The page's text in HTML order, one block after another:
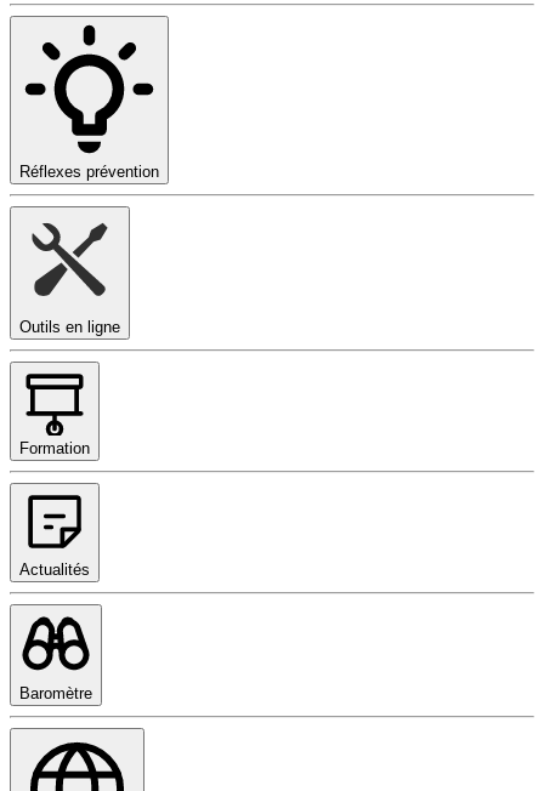
Réflexes prévention
Outils en ligne
Formation
Actualités
Baromètre